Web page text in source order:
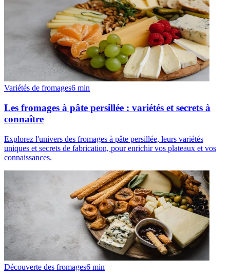
Variétés de fromages6 min
Les fromages à pâte persillée : variétés et secrets à
connaître
Explorez l'univers des fromages à pâte persillée, leurs variétés
uniques et secrets de fabrication, pour enrichir vos plateaux et vos
connaissances.
Découverte des fromages6 min